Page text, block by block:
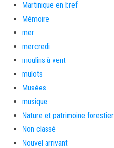
Martinique en bref
Mémoire
mer
mercredi
moulins à vent
mulots
Musées
musique
Nature et patrimoine forestier
Non classé
Nouvel arrivant